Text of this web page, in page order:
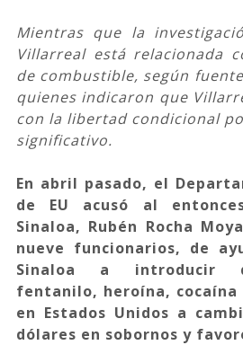
Mientras que la
Villarreal está relacionada
de combustible, según
quienes indicaron que
con la libertad condicional
significativo.
En abril pasado, el
de EU acusó al
Sinaloa, Rubén Rocha
nueve funcionarios, de
Sinaloa a introducir
fentanilo, heroína,
en Estados Unidos a
dólares en sobornos y